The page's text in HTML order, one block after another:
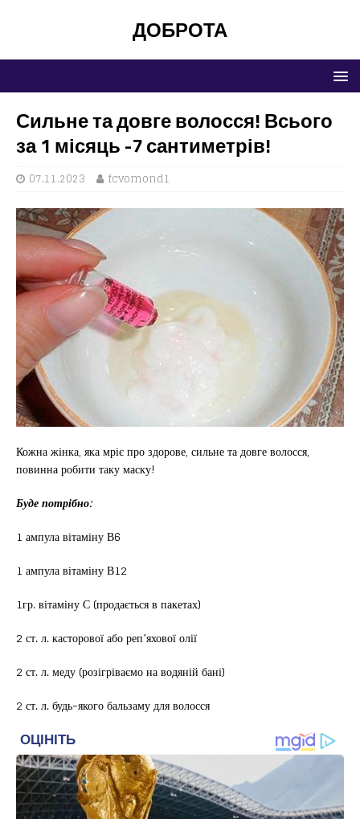
ДОБРОТА
Сильне та довге волосся! Всього
за 1 місяць -7 сантиметрів!
07.11.2023 fcvomond1
Кожна жінка, яка мріє про здорове, сильне та довге волосся,
повинна робити таку маску!
Буде потрібно:
1 ампула вітаміну В6
1 ампула вітаміну В12
1гр. вітаміну С (продається в пакетах)
2 ст. л. касторової або реп’яхової олії
2 ст. л. меду (розігріваємо на водяній бані)
2 ст. л. будь-якого бальзаму для волосся